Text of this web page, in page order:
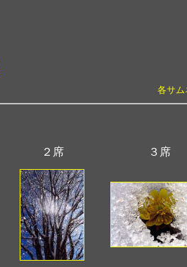
各サム
３席
２席